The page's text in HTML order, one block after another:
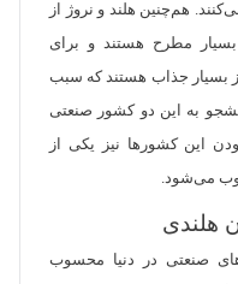
هم‌چنین هلند و نروژ از
مطرح هستند و برای
بسیار جذاب هستند که سبب
به این دو کشور صنعتی
این کشورها نیز یکی از
می‌شود.
هلندی
صنعتی در دنیا محسوب